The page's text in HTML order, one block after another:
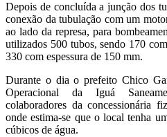
Depois de concluída a junção dos
conexão da tubulação com um
ao lado da represa, para
utilizados 500 tubos, sendo 170
330 com espessura de 150 mm.
Durante o dia o prefeito Chico
Operacional da Iguá
colaboradores da concessionária
onde estima-se que o local tenha
cúbicos de água.